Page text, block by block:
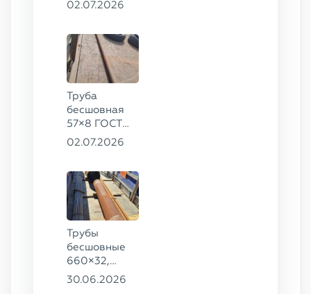
02.07.2026
Труба
бесшовная
57×8 ГОСТ
8732-78
02.07.2026
Трубы
бесшовные
660×32,
426×28,
30.06.2026